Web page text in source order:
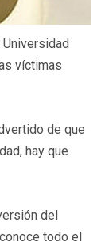
víctimas
de que
hay que
del
todo el